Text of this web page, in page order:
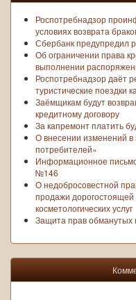
Роспотребнадзор
условиях возврата
Сбербанк предупредил
Об ограничении права
выполнении
Роспотребнадзор даёт
туристические поездки
Заёмщикам будут
кредитному договору
За капремонт платить
О внесении изменений
потребителей»
Информационное
№146
О недобросовестной
продажи дорогостоящей
косметологических услуг
Защита прав обманутых